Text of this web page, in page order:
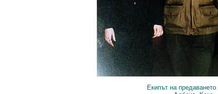
Екипът на